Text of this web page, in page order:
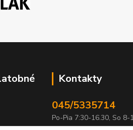
Kontakty
045/5335714
Po-Pia 7:30-16.30, So 8-